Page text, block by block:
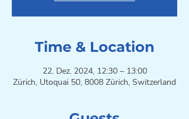
Time & Location
22. Dez. 2024, 12:30 – 13:00
Zürich, Utoquai 50, 8008 Zürich, Switzerland